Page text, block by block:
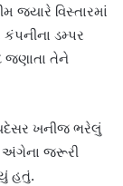
જ્યારે વિસ્તારમાં
કંપનીના ડમ્પર
જણાતા તેને
ખનીજ ભરેલું
અંગેના જરૂરી
હતું.